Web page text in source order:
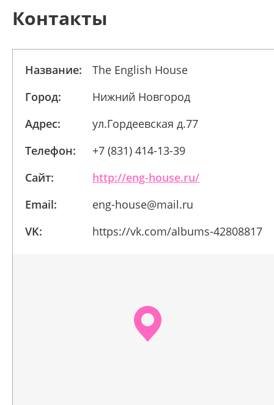
Контакты
Название:
The English House
Город:
Нижний Новгород
Адрес:
ул.Гордеевская д.77
Телефон:
+7 (831) 414-13-39
Сайт:
http://eng-house.ru/
Email:
eng-house@mail.ru
VK:
https://vk.com/albums-42808817